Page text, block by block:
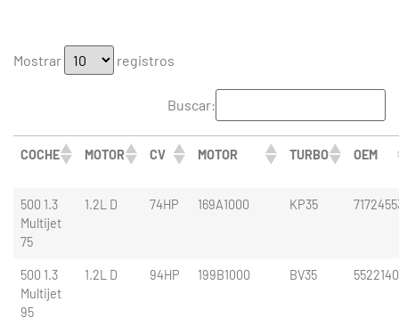
Mostrar registros
Buscar:
COCHE MOTOR CV MOTOR TURBO OEM
500 1.3
Multijet
75
1.2L D 74HP 169A1000 KP35
500 1.3
Multijet
95
1.2L D 94HP 199B1000 BV35